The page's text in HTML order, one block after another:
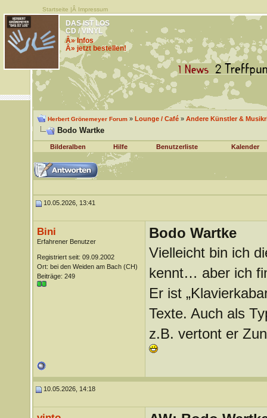
Startseite |Â Impressum
DAS IST LOS
CD / VINYL
Â» Infos
Â» jetzt bestellen!
Herbert Grönemeyer Forum» Lounge / Café» Andere Künstler &
Bodo Wartke
Bilderalben Hilfe Benutzerliste Kalender
10.05.2026, 13:41
Bini
Erfahrener Benutzer
Registriert seit: 09.09.2002
Ort: bei den Weiden am Bach (CH)
Beiträge: 249
Bodo Wartke
Vielleicht bin ich
kennt… aber ich
Er ist
Texte. Auch als
z.B. vertont er
10.05.2026, 14:18